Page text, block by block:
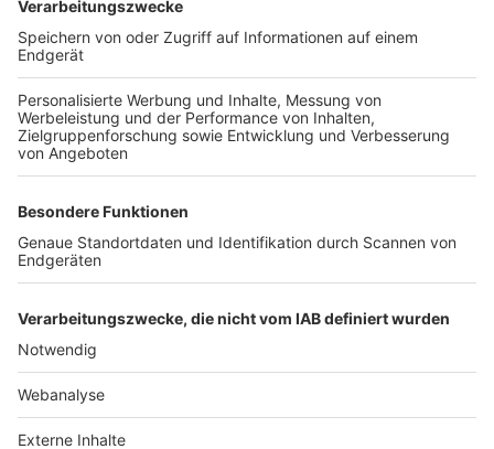
TOP-VEREINE
TOP-PARTNER
Nutzungsbedingungen Datenschutz Impressum